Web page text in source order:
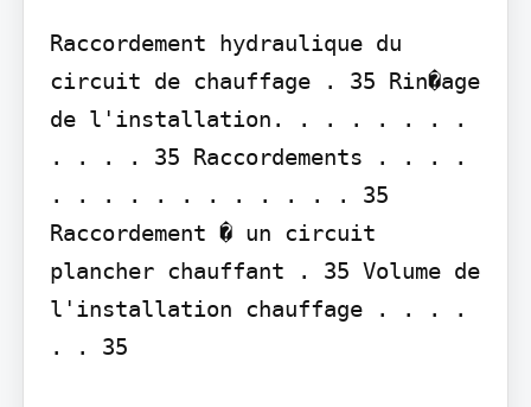
Raccordement hydraulique du
circuit de chauffage . 35 Rin�age
de l'installation. . . . . . . .
. . . . 35 Raccordements . . . .
. . . . . . . . . . . . 35
Raccordement � un circuit
plancher chauffant . 35 Volume de
l'installation chauffage . . . .
. . 35